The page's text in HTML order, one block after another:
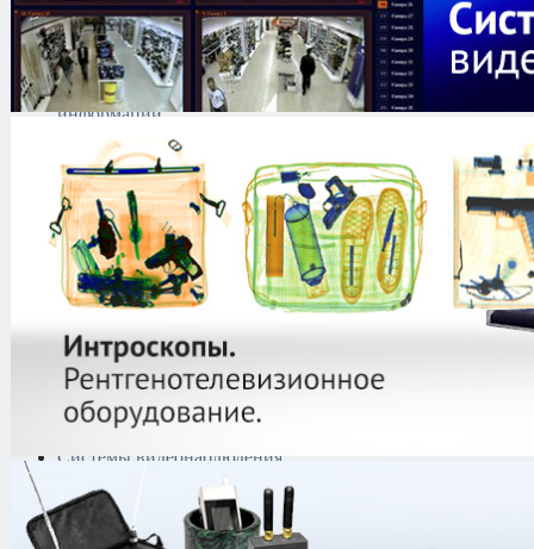
Антитеррористическое
оборудование
Поиск и выявление
каналов утечки
информации
Технические средства
защиты информации
Тепловизоры
Криминалистическая
техника
Поисково-досмотровое
оборудование
Средства
документирования и
Металлодетекторы
Полиграфы
Противокражные системы
Рации и Аксессуары
Переговорные устройства
Системы видеонаблюдения
оборудование
Контроль доступа